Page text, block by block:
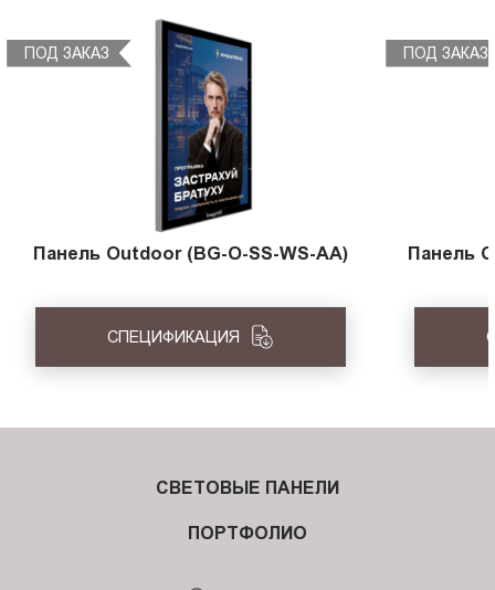
ПОД ЗАКАЗ
Панель Outdoor (BG-O-SS-WS-AA)
СПЕЦИФИКАЦИЯ
ПОД ЗАКАЗ
Панель
СВЕТОВЫЕ ПАНЕЛИ
ПОРТФОЛИО